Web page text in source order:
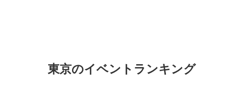
東京のイベントランキング